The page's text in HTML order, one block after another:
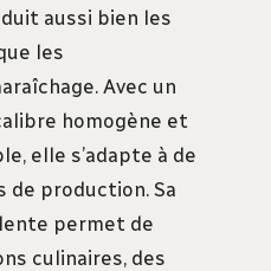
aussi bien les
les
Avec un
homogène et
elle s’adapte à de
production. Sa
permet de
culinaires, des